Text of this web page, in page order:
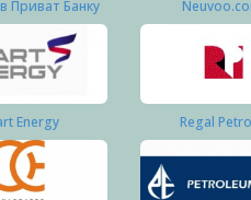
Приват Банку
Energy Regal